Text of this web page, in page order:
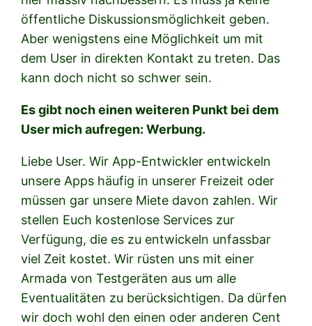
öffentliche Diskussionsmöglichkeit geben.
Aber wenigstens eine Möglichkeit um mit
dem User in direkten Kontakt zu treten. Das
kann doch nicht so schwer sein.
Es gibt noch einen weiteren Punkt bei dem
User mich aufregen: Werbung.
Liebe User. Wir App-Entwickler entwickeln
unsere Apps häufig in unserer Freizeit oder
müssen gar unsere Miete davon zahlen. Wir
stellen Euch kostenlose Services zur
Verfügung, die es zu entwickeln unfassbar
viel Zeit kostet. Wir rüsten uns mit einer
Armada von Testgeräten aus um alle
Eventualitäten zu berücksichtigen. Da dürfen
wir doch wohl den einen oder anderen Cent